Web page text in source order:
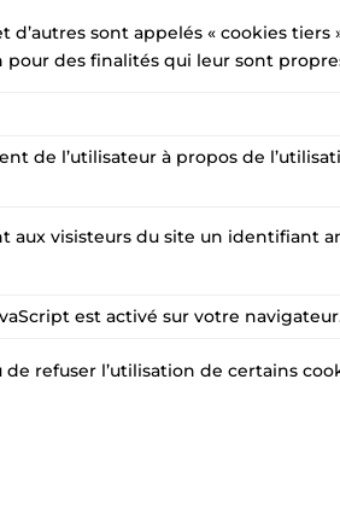
sont appelés « cookies tiers
des finalités qui leur sont
de l’utilisateur à propos de
aux visisteurs du site un identifiant
est activé sur votre
de refuser l’utilisation de certains